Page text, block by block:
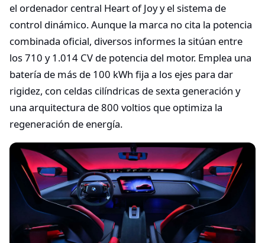
el ordenador central Heart of Joy y el sistema de
control dinámico. Aunque la marca no cita la potencia
combinada oficial, diversos informes la sitúan entre
los 710 y 1.014 CV de potencia del motor. Emplea una
batería de más de 100 kWh fija a los ejes para dar
rigidez, con celdas cilíndricas de sexta generación y
una arquitectura de 800 voltios que optimiza la
regeneración de energía.